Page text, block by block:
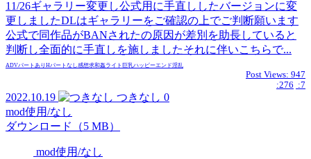
11/26ギャラリー変更し公式用に手直ししたバージョンに変
更しましたDLはギャラリーをご確認の上でご判断願います
公式で同作品がBANされたの原因が差別を助長していると
判断し全面的に手直しを施しましたそれに伴いこちらで...
ADVパートあり Hパートなし感想求和姦ライト 巨乳ハッピーエンド淫乱
Post Views: 947
:276 :7
2022.10.19 つきなし 0
mod使用/なし
ダウンロード（5 MB）
mod使用/なし